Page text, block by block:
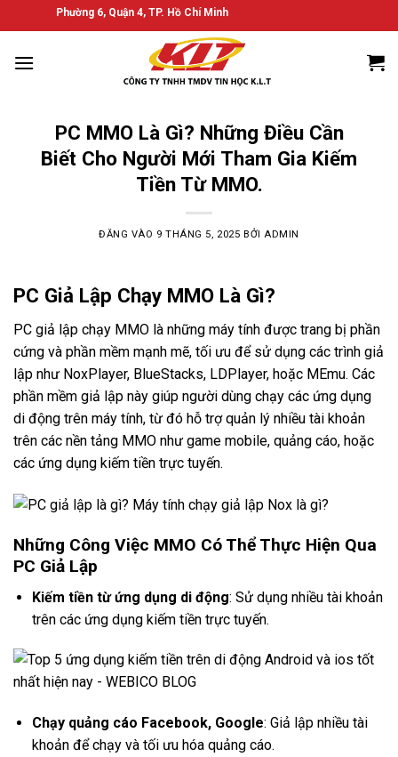
qua
nội
Đồn, Phường 6, Quận 4, TP. Hồ Chí Minh
PC MMO Là Gì? Những Điều Cần
Biết Cho Người Mới Tham Gia Kiếm
Tiền Từ MMO.
ĐĂNG VÀO 9 THÁNG 5, 2025 BỞIADMIN
PC Giả Lập Chạy MMO Là Gì?
PC giả lập chạy MMO là những máy tính được trang bị phần
cứng và phần mềm mạnh mẽ, tối ưu để sử dụng các trình giả
lập như NoxPlayer, BlueStacks, LDPlayer, hoặc MEmu. Các
phần mềm giả lập này giúp người dùng chạy các ứng dụng
di động trên máy tính, từ đó hỗ trợ quản lý nhiều tài khoản
trên các nền tảng MMO như game mobile, quảng cáo, hoặc
các ứng dụng kiếm tiền trực tuyến.
Những Công Việc MMO Có Thể Thực Hiện Qua
PC Giả Lập
Kiếm tiền từ ứng dụng di động: Sử dụng nhiều tài khoản
trên các ứng dụng kiếm tiền trực tuyến.
Chạy quảng cáo Facebook, Google: Giả lập nhiều tài
khoản để chạy và tối ưu hóa quảng cáo.